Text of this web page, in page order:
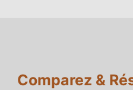
Comparez &